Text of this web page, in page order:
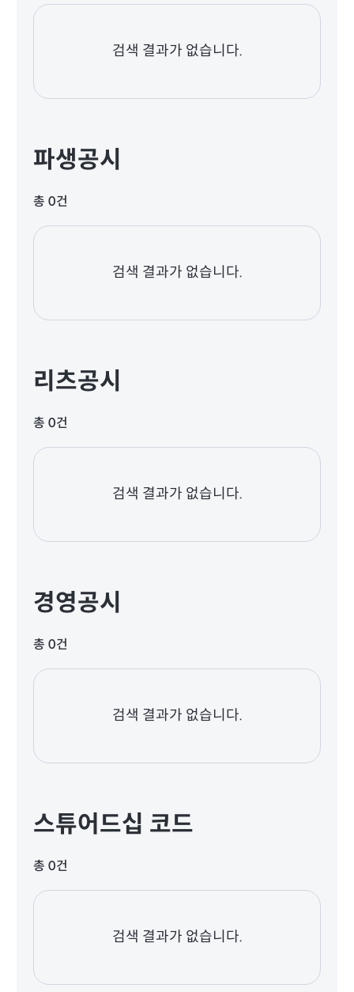
검색 결과가 없습니다.
파생공시
총 0건
검색 결과가 없습니다.
리츠공시
총 0건
검색 결과가 없습니다.
경영공시
총 0건
검색 결과가 없습니다.
스튜어드십 코드
총 0건
검색 결과가 없습니다.